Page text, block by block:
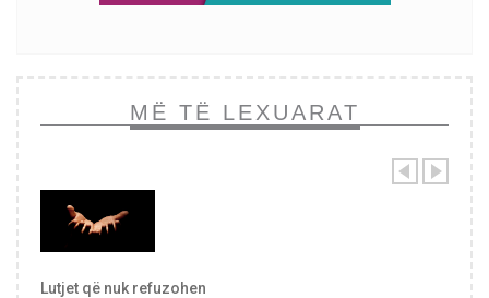
MË TË LEXUARAT
Lutjet që nuk refuzohen